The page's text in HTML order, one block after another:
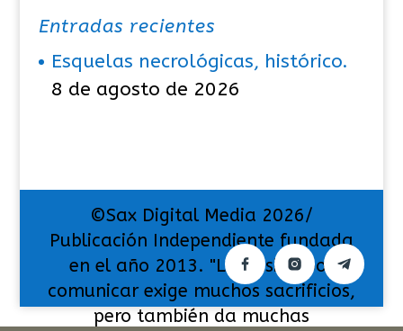
Entradas recientes
Esquelas necrológicas, histórico.
8 de agosto de 2026
©Sax Digital Media 2026/
Publicación Independiente fundada
en el año 2013. "La pasión por
comunicar exige muchos sacrificios,
pero también da muchas